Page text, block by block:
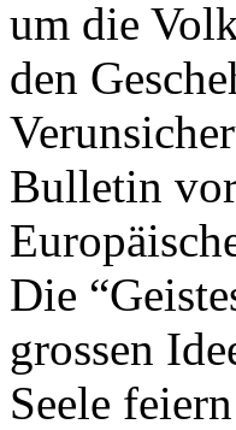
um die
den
Bulletin
Die
grossen
Seele